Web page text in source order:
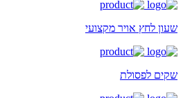
שעון לחץ אויר מקצועי
שקים לפסולת